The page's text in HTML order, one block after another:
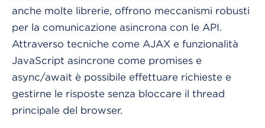
anche molte librerie, offrono meccanismi robusti
per la comunicazione asincrona con le API.
Attraverso tecniche come AJAX e funzionalità
JavaScript asincrone come promises e
async/await è possibile effettuare richieste e
gestirne le risposte senza bloccare il thread
principale del browser.